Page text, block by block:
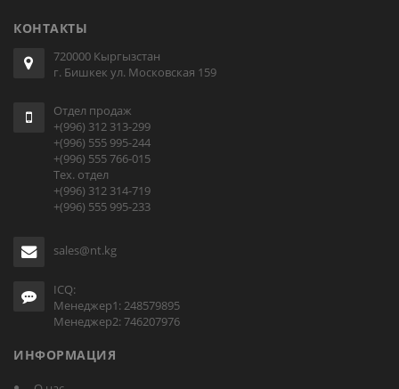
КОНТАКТЫ
720000 Кыргызстан
г. Бишкек ул. Московская 159
Отдел продаж
+(996) 312 313-299
+(996) 555 995-244
+(996) 555 766-015
Тех. отдел
+(996) 312 314-719
+(996) 555 995-233
sales@nt.kg
ICQ:
Менеджер1: 248579895
Менеджер2: 746207976
ИНФОРМАЦИЯ